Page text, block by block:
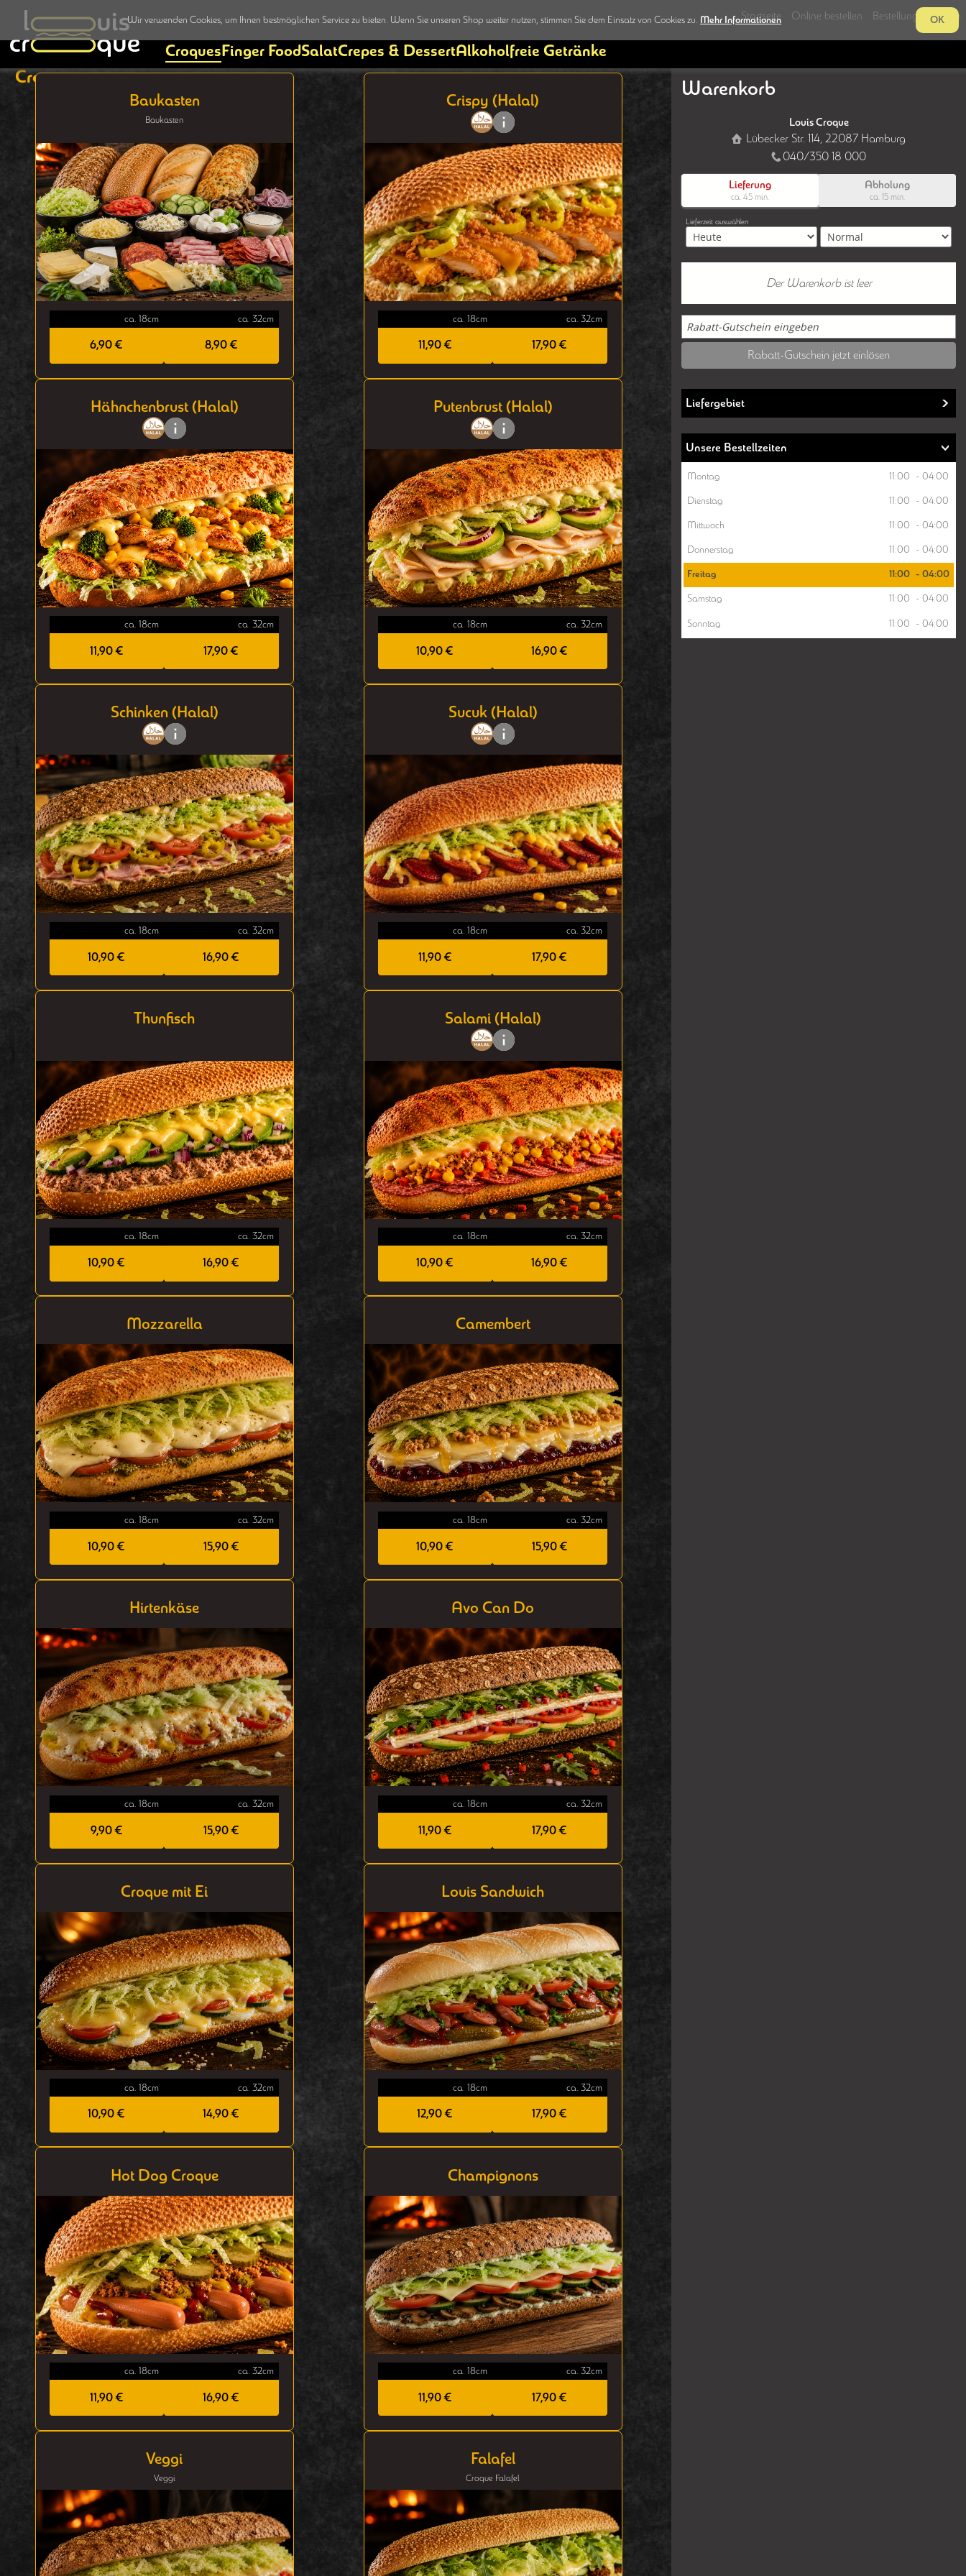
Startseite Online bestellen Bestellung verfolgen
CroquesFinger FoodSalatCrepes & DessertAlkoholfreie Getränke
Croques
Baukasten
Baukasten
ca. 18cm
6,90 €
ca. 32cm
8,90 €
Crispy (Halal)
ca. 18cm
11,90 €
ca. 32cm
17,90 €
Hähnchenbrust (Halal)
ca. 18cm
11,90 €
ca. 32cm
17,90 €
Putenbrust (Halal)
ca. 18cm
10,90 €
ca. 32cm
16,90 €
Schinken (Halal)
ca. 18cm
10,90 €
ca. 32cm
16,90 €
Sucuk (Halal)
ca. 18cm
11,90 €
ca. 32cm
17,90 €
Thunfisch
ca. 18cm
10,90 €
ca. 32cm
16,90 €
Salami (Halal)
ca. 18cm
10,90 €
ca. 32cm
16,90 €
Mozzarella
ca. 18cm
10,90 €
ca. 32cm
15,90 €
Camembert
ca. 18cm
10,90 €
ca. 32cm
15,90 €
Hirtenkäse
ca. 18cm
9,90 €
ca. 32cm
15,90 €
Avo Can Do
ca. 18cm
11,90 €
ca. 32cm
17,90 €
Croque mit Ei
ca. 18cm
10,90 €
ca. 32cm
14,90 €
Louis Sandwich
ca. 18cm
12,90 €
ca. 32cm
17,90 €
Hot Dog Croque
ca. 18cm
11,90 €
ca. 32cm
16,90 €
Champignons
ca. 18cm
11,90 €
ca. 32cm
17,90 €
Veggi
Veggi
Falafel
Croque Falafel
Warenkorb
Louis Croque
Lübecker Str. 114, 22087 Hamburg
040/350 18 000
Lieferung
ca. 45 min.
Abholung
ca. 15 min.
Lieferzeit auswählen
Der Warenkorb ist leer
Rabatt-Gutschein jetzt einlösen
Liefergebiet
Unsere Bestellzeiten
Montag 11:00 - 04:00
Dienstag 11:00 - 04:00
Mittwoch 11:00 - 04:00
Donnerstag 11:00 - 04:00
Freitag 11:00 - 04:00
Samstag 11:00 - 04:00
Sonntag 11:00 - 04:00
Wir verwenden Cookies, um Ihnen bestmöglichen Service zu bieten. Wenn Sie unseren Shop weiter nutzen, stimmen Sie dem Einsatz von Cookies zu. Mehr Informationen OK